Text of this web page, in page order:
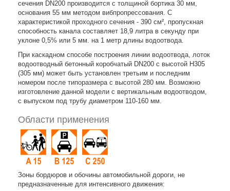
сечения DN200 производится с толщиной бортика 30 мм,
основания 55 мм методом вибпропрессования. С
характеристикой проходного сечения - 390 см², пропускная
способность канала составляет 18,9 литра в секунду при
уклоне 0,5% или 5 мм. на 1 метр длины водоотвода.
При каскадном способе построения линии водоотвода, лоток
водоотводный бетонный коробчатый DN200 с высотой Н305
(305 мм) может быть установлен третьим и последним
номером после типоразмера с высотой 280 мм. Возможно
изготовление данной модели с вертикальным водоотводом,
с выпуском под трубу диаметром 110-160 мм.
Области применения
Зоны бордюров и обочины автомобильной дороги, не
предназначенные для интенсивного движения: